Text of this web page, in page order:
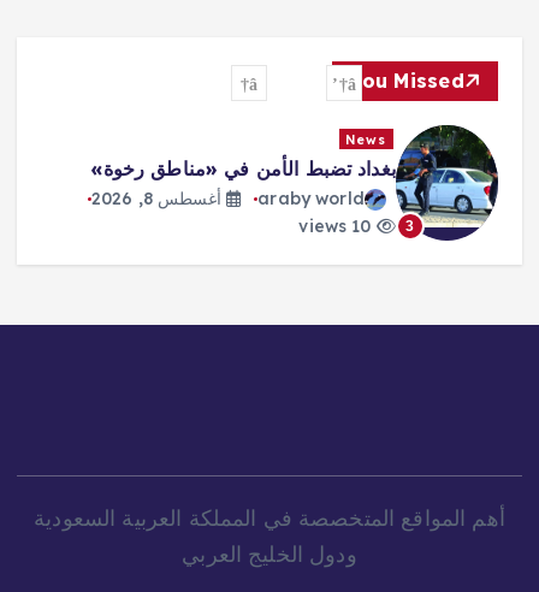
You Missed
3
News
بغداد تضبط الأمن في «مناطق رخوة»
araby world
أغسطس 8, 2026
أهم المواقع المتخصصة في المملكة العربية السعودية
ودول الخليج العربي